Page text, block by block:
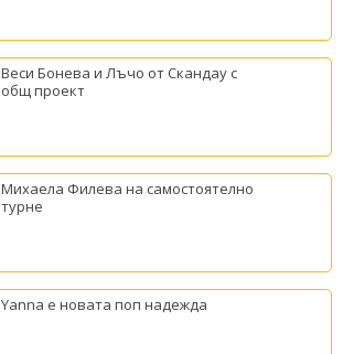
Веси Бонева и Лъчо от Скандау с
общ проект
Михаела Филева на самостоятелно
турне
Yanna е новата поп надежда